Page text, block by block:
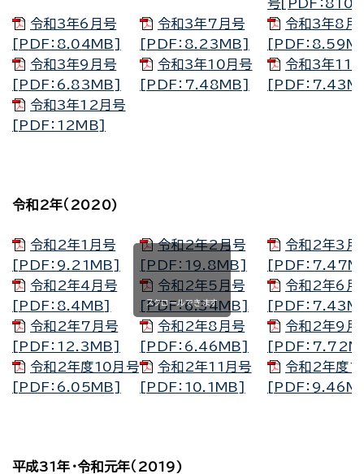
号[PDF：
令和3年6月号
[PDF：8.04MB]
令和3年7月号
[PDF：8.23MB]
令和3年8月
[PDF：
令和3年9月号
[PDF：6.83MB]
令和3年10月号
[PDF：7.48MB]
令和3年11
[PDF：
令和3年12月号
[PDF：12MB]
令和2年（2020)
令和2年1月号
[PDF：9.21MB]
令和2年2月号
[PDF：19.8MB]
令和2年3月
[PDF：
令和2年4月号
[PDF：8.4MB]
令和2年5月号
[PDF：6.34MB]
令和2年6月
[PDF：
令和2年7月号
[PDF：12.3MB]
令和2年8月号
[PDF：6.46MB]
令和2年9月
[PDF：
令和2年度10月号
[PDF：6.05MB]
令和2年11月号
[PDF：10.1MB]
令和2年度
[PDF：
スクロールできます
平成31年・令和元年（2019)